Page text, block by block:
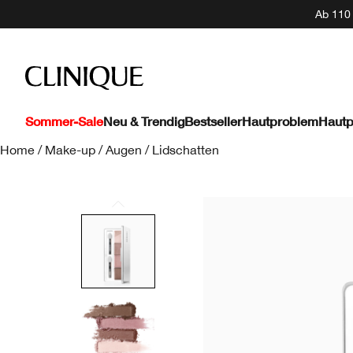
Ab
Sommer-SaleNeu & TrendigBestsellerHautproblem
Home / Make-up / Augen / Lidschatten